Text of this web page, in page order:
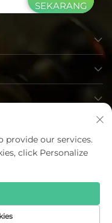
SEKARANG
Co., Ltd.
—
provide our services.
click Personalize